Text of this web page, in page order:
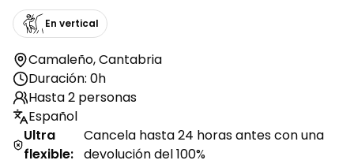
En vertical
Camaleño,Cantabria
Duración: 0h
Hasta 2 personas
Español
Ultra
flexible:
Cancela hasta 24 horas antes con una
devolución del 100%